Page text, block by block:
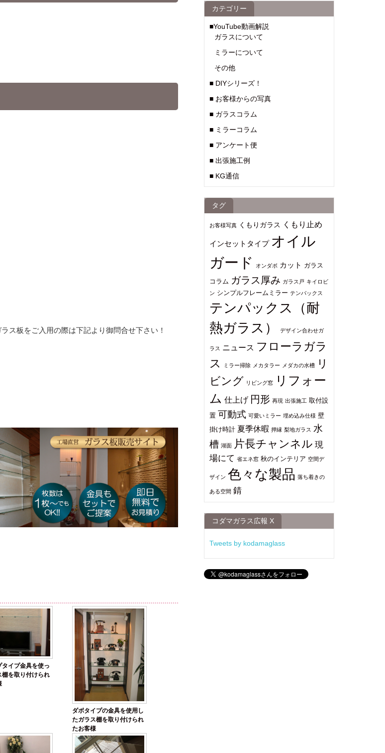
ス板をご入用の際は下記より御問合せ下さい！
タイプ金具を使っ
棚を取り付けられ
ダボタイプの金具を使用し
たガラス棚を取り付けられ
たお客様
カテゴリー
■YouTube動画解説
ガラスについて
ミラーについて
その他
■ DIYシリーズ！
■ お客様からの写真
■ ガラスコラム
■ ミラーコラム
■ アンケート便
■ 出張施工例
■ KG通信
タグ
お客様写真 くもりガラス くもり止め
インセットタイプ オイル
ガード
オンダボ カット ガラス
コラム ガラス厚み ガラス戸 キイロビ
ン シンプルフレームミラー テンパックス
テンパックス（耐
熱ガラス）
デザイン合わせガ
ラス ニュース フローラガラ
ス
ミラー掃除 メカタラー メダカの水槽
リ
ビング リビング窓
リフォー
ム 仕上げ 円形 再現 出張施工 取付設
置 可動式 可愛いミラー 埋め込み仕様 壁
掛け時計 夏季休暇 押縁 梨地ガラス 水
槽 湖面 片長チャンネル 現
場にて 省エネ窓 秋のインテリア 空間デ
ザイン 色々な製品 落ち着きの
ある空間 錆
コダマガラス広報 X
Tweets by kodamaglass